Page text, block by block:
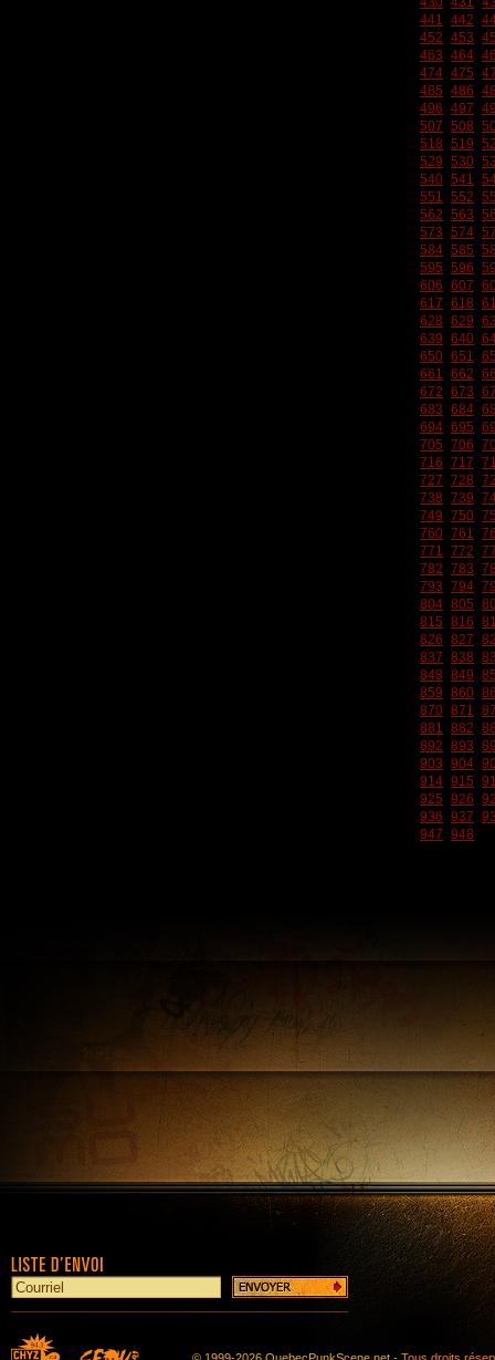
441 442
452 453
463 464
474 475
485 486
496 497
507 508
518 519
529 530
540 541
551 552
562 563
573 574
584 585
595 596
606 607
617 618
628 629
639 640
650 651
661 662
672 673
683 684
694 695
705 706
716 717
727 728
738 739
749 750
760 761
771 772
782 783
793 794
804 805
815 816
826 827
837 838
848 849
859 860
870 871
881 882
892 893
903 904
914 915
925 926
936 937
947 948